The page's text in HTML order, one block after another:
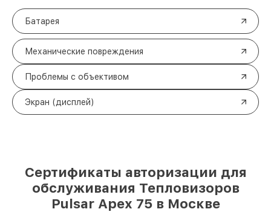
Батарея
Механические повреждения
Проблемы с объективом
Экран (дисплей)
Сертификаты авторизации для
обслуживания Тепловизоров
Pulsar Apex 75 в Москве